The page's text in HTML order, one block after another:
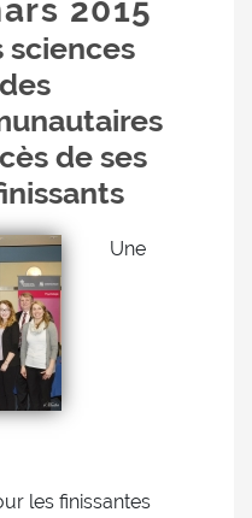
2015
sciences
de ses
Une
les finissantes